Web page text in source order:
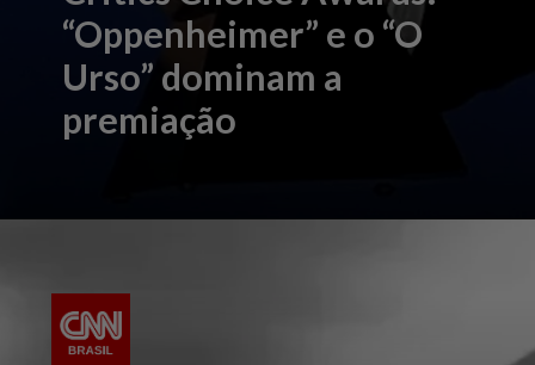
“Oppenheimer” e o “O
Urso” dominam a
premiação